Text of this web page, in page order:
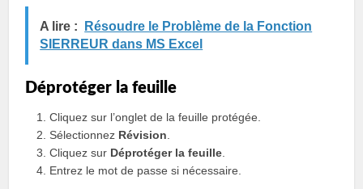
A lire :
Résoudre le Problème de la Fonction
SIERREUR dans MS Excel
Déprotéger la feuille
Cliquez sur l’onglet de la feuille protégée.
Sélectionnez Révision
Cliquez sur Déprotéger la feuille
Entrez le mot de passe si nécessaire.